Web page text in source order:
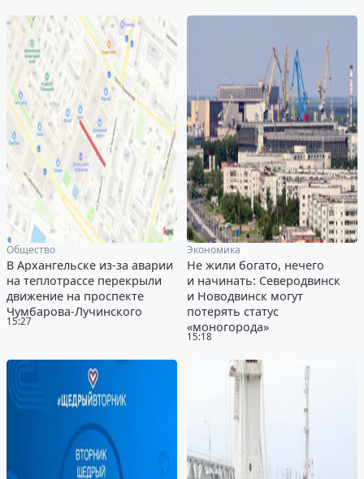
15:27
Общество
В Архангельске из-за аварии
на теплотрассе перекрыли
движение на проспекте
Чумбарова-Лучинского
15:18
Экономика
Не жили богато, нечего
и начинать: Северодвинск
и Новодвинск могут
потерять статус
«моногорода»